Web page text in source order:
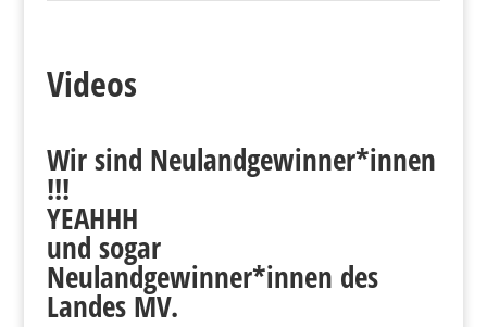
Videos
Wir sind Neulandgewinner*innen
!!!
YEAHHH
und sogar
Neulandgewinner*innen des
Landes MV.